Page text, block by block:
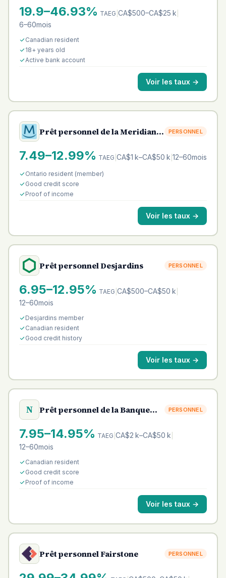
19.9–46.93% TAEG CA$500–CA$25 k
6–60mois
Canadian resident
18+ years old
Active bank account
Voir les taux →
Prêt personnel de la Meridian
PERSONNEL
7.49–12.99% TAEG CA$1 k–CA$50 k 12–60mois
Ontario resident (member)
Good credit score
Proof of income
Voir les taux →
Prêt personnel Desjardins PERSONNEL
6.95–12.95% TAEG CA$500–CA$50 k
12–60mois
Desjardins member
Canadian resident
Good credit history
Voir les taux →
N
Prêt personnel de la Banque
PERSONNEL
7.95–14.95% TAEG CA$2 k–CA$50 k
12–60mois
Canadian resident
Good credit score
Proof of income
Voir les taux →
Prêt personnel Fairstone PERSONNEL